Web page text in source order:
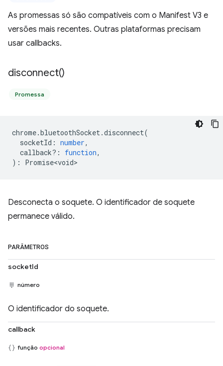
As promessas só são compatíveis com o Manifest V3 e
versões mais recentes. Outras plataformas precisam
usar callbacks.
disconnect()
Promessa
chrome.bluetoothSocket.disconnect(
socketId : number,
callback? : function,
) : Promise<void>
Desconecta o soquete. O identificador de soquete
permanece válido.
PARÂMETROS
socketId
número
O identificador do soquete.
callback
função opcional